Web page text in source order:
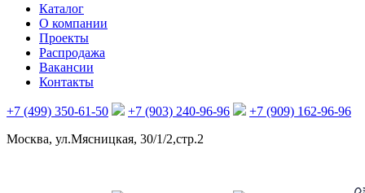
Каталог
О компании
Проекты
Распродажа
Вакансии
Контакты
+7 (499) 350-61-50 +7 (903) 240-96-96
+7 (909) 162-96-96
Москва, ул.Мясницкая, 30/1/2,стр.2